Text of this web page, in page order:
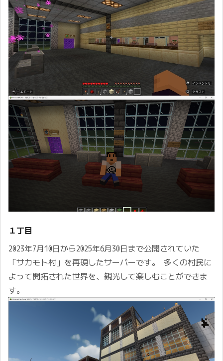
１丁目
2023年7月10日から2025年6月30日まで公開されていた
「サカモト村」を再現したサーバーです。 多くの村民に
よって開拓された世界を、観光して楽しむことができま
す。